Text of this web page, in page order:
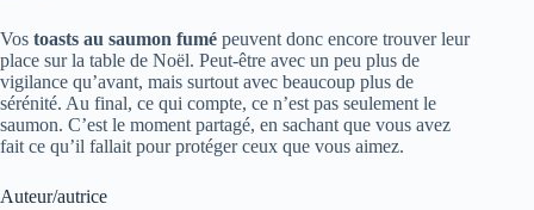
Vos toasts au saumon fumé peuvent donc encore trouver leur
place sur la table de Noël. Peut‑être avec un peu plus de
vigilance qu’avant, mais surtout avec beaucoup plus de
sérénité. Au final, ce qui compte, ce n’est pas seulement le
saumon. C’est le moment partagé, en sachant que vous avez
fait ce qu’il fallait pour protéger ceux que vous aimez.
Auteur/autrice